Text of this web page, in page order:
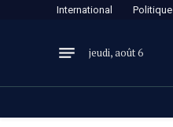
International Politique
jeudi, août 6